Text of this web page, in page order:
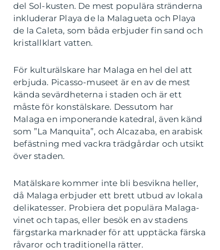
del Sol-kusten. De mest populära stränderna
inkluderar Playa de la Malagueta och Playa
de la Caleta, som båda erbjuder fin sand och
kristallklart vatten.
För kulturälskare har Malaga en hel del att
erbjuda. Picasso-museet är en av de mest
kända sevärdheterna i staden och är ett
måste för konstälskare. Dessutom har
Malaga en imponerande katedral, även känd
som ”La Manquita”, och Alcazaba, en arabisk
befästning med vackra trädgårdar och utsikt
över staden.
Matälskare kommer inte bli besvikna heller,
då Malaga erbjuder ett brett utbud av lokala
delikatesser. Probiera det populära Malaga-
vinet och tapas, eller besök en av stadens
färgstarka marknader för att upptäcka färska
råvaror och traditionella rätter.